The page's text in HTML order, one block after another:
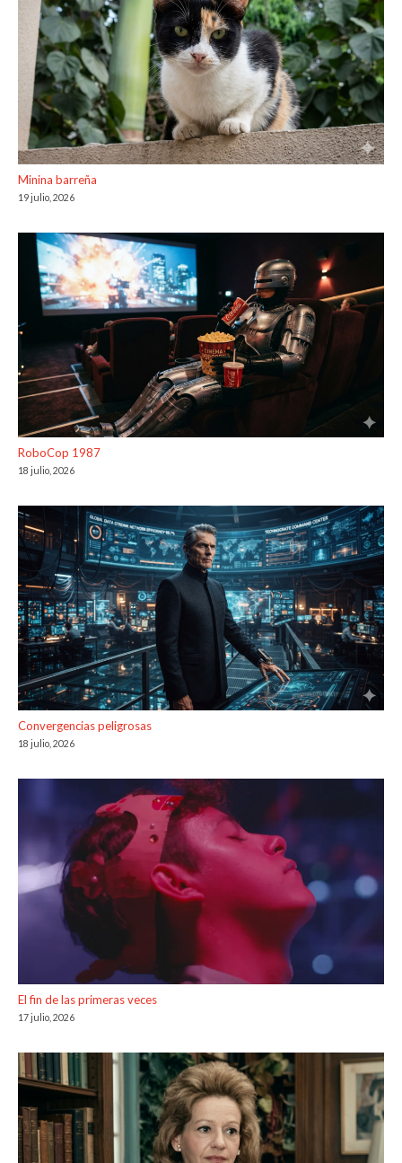
Minina barreña
19 julio, 2026
RoboCop 1987
18 julio, 2026
Convergencias peligrosas
18 julio, 2026
El fin de las primeras veces
17 julio, 2026